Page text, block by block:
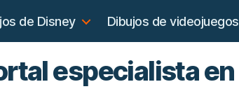
de Disney Dibujos de videojuegos
especialista en